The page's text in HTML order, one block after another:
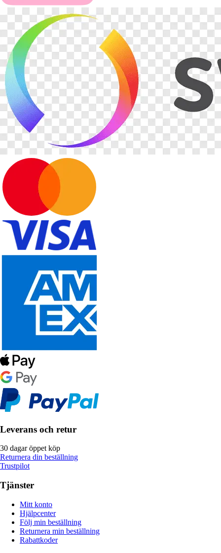
Leverans och retur
30 dagar öppet köp
Returnera din beställning
Trustpilot
Tjänster
Mitt konto
Hjälpcenter
Följ min beställning
Returnera min beställning
Rabattkoder